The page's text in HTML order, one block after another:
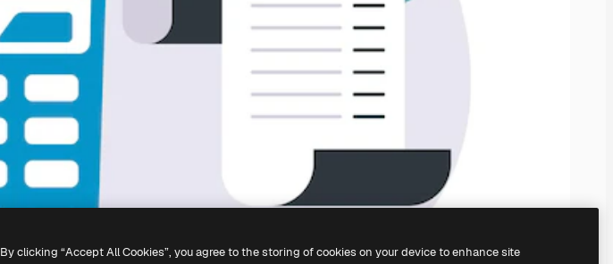
By clicking “Accept All Cookies”, you agree to the storing of cookies on your device to enhance site